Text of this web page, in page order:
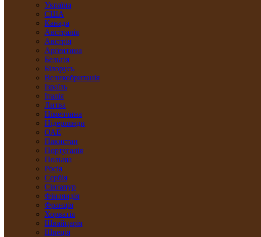
Україна
США
Канада
Австралія
Австрія
Арґентина
Бельгія
Білорусь
Великобританія
Ізраїль
Італія
Литва
Німеччина
Нідерлянди
ОАЕ
Пакистан
Португалія
Польща
Росія
Сербія
Сінґапур
Фінляндія
Франція
Хорватія
Швайцарія
Швеція